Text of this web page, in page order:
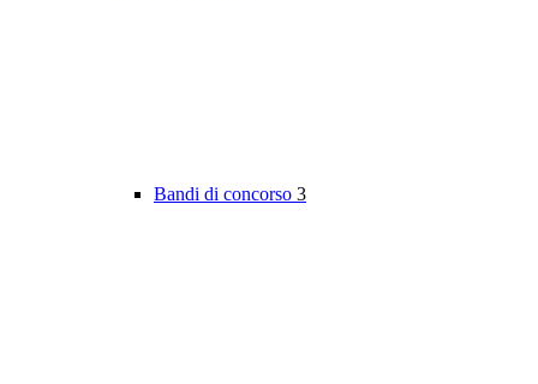
Bandi di concorso 3